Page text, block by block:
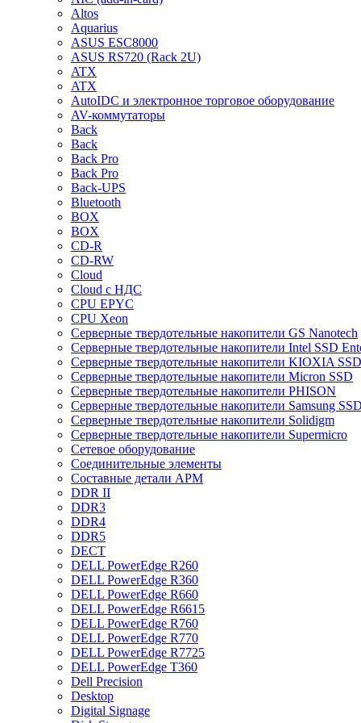
Altos
Aquarius
ASUS ESC8000
ASUS RS720 (Rack 2U)
ATX
ATX
AutoIDC и электронное торговое оборудование
AV-коммутаторы
Back
Back
Back Pro
Back Pro
Back-UPS
Bluetooth
BOX
BOX
CD-R
CD-RW
Cloud
Cloud с НДС
CPU EPYC
CPU Xeon
Cерверные твердотельные накопители GS Nanotech
Cерверные твердотельные накопители Intel SSD
Cерверные твердотельные накопители KIOXIA SSD
Cерверные твердотельные накопители Micron SSD
Cерверные твердотельные накопители PHISON
Cерверные твердотельные накопители Samsung
Cерверные твердотельные накопители Solidigm
Cерверные твердотельные накопители Supermicro
Cетевое оборудование
Cоединительные элементы
Cоставные детали АРМ
DDR II
DDR3
DDR4
DDR5
DECT
DELL PowerEdge R260
DELL PowerEdge R360
DELL PowerEdge R660
DELL PowerEdge R6615
DELL PowerEdge R760
DELL PowerEdge R770
DELL PowerEdge R7725
DELL PowerEdge T360
Dell Precision
Desktop
Digital Signage